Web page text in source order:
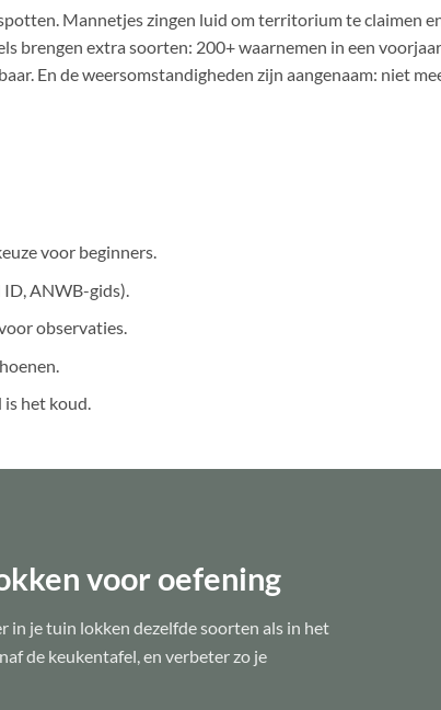
Mannetjes zingen luid om territorium te claimen
brengen extra soorten: 200+ waarnemen in een
En de weersomstandigheden zijn aangenaam: niet
voor beginners.
ANWB-gids).
observaties.
het koud.
voor oefening
in je tuin lokken dezelfde soorten als in het
de keukentafel, en verbeter zo je